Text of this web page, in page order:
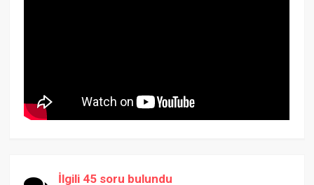
İlgili 45 soru bulundu